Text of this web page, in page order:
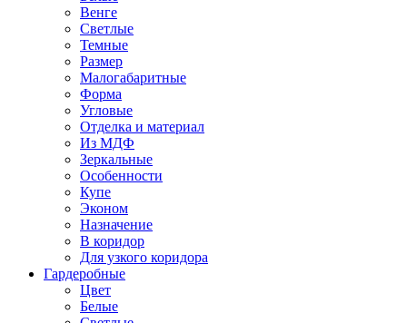
Венге
Светлые
Темные
Размер
Малогабаритные
Форма
Угловые
Отделка и материал
Из МДФ
Зеркальные
Особенности
Купе
Эконом
Назначение
В коридор
Для узкого коридора
Гардеробные
Цвет
Белые